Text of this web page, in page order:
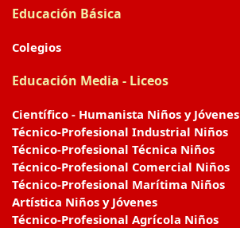
Educación Básica
Colegios
Educación Media - Liceos
Científico - Humanista Niños y Jóvenes
Técnico-Profesional Industrial Niños
Técnico-Profesional Técnica Niños
Técnico-Profesional Comercial Niños
Técnico-Profesional Marítima Niños
Artística Niños y Jóvenes
Técnico-Profesional Agrícola Niños